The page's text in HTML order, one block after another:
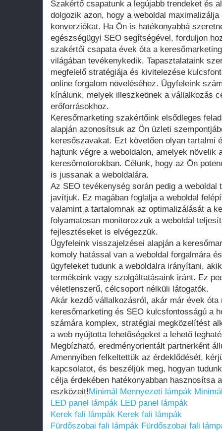
Szakértő csapatunk a legújabb trendeket és
dolgozik azon, hogy a weboldal
konverziókat. Ha Ön is hatékonyabbá
egészségügyi SEO segítségével, forduljon
szakértői csapata évek óta a
világában tevékenykedik. Tapasztalataink
megfelelő stratégiája és kivitelezése
online forgalom növeléséhez. Ügyfeleink
kínálunk, melyek illeszkednek a vállalkozás
erőforrásokhoz.
Keresőmarketing szakértőink elsődleges
alapján azonosítsuk az Ön üzleti
keresőszavakat. Ezt követően olyan tartalmi
hajtunk végre a weboldalon, amelyek növelik
keresőmotorokban. Célunk, hogy az Ön
is jussanak a weboldalára.
Az SEO tevékenység során pedig a
javítjuk. Ez magában foglalja a weboldal
valamint a tartalomnak az optimalizálását a
folyamatosan monitorozzuk a weboldal
fejlesztéseket is elvégezzük.
Ügyfeleink visszajelzései alapján a
komoly hatással van a weboldal forgalmára
ügyfeleket tudunk a weboldalra irányítani,
termékeink vagy szolgáltatásaink iránt. Ez
véletlenszerű, célcsoport nélküli látogatók.
Akár kezdő vállalkozásról, akár már évek óta
keresőmarketing és SEO kulcsfontosságú a
számára komplex, stratégiai megközelítést
a web nyújtotta lehetőségeket a lehető
Megbízható, eredményorientált partnerként
Amennyiben felkeltettük az érdeklődését,
kapcsolatot, és beszéljük meg, hogyan
célja érdekében hatékonyabban hasznosítsa
eszközeit!Minimál Mennyezeti lámpák
LED panel lámpák LED panel lámpák
Kerek fali lámpák Kerek fali lámpák
Fürdőszobai fali lámpák Fürdőszobai fali